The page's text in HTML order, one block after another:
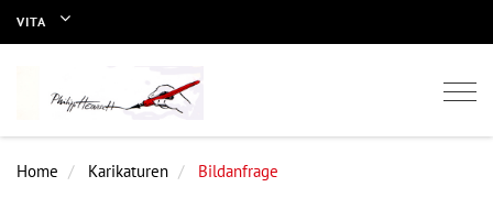
VITA
Home Karikaturen Bildanfrage